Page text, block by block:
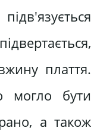
плаття.
могло бути
а також